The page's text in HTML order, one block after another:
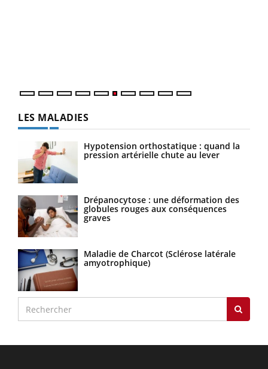
LES MALADIES
Hypotension orthostatique : quand la
pression artérielle chute au lever
Drépanocytose : une déformation des
globules rouges aux conséquences
graves
Maladie de Charcot (Sclérose latérale
amyotrophique)